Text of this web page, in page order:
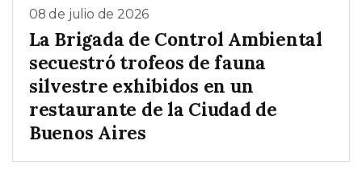
08 de julio de 2026
La Brigada de Control Ambiental
secuestró trofeos de fauna
silvestre exhibidos en un
restaurante de la Ciudad de
Buenos Aires